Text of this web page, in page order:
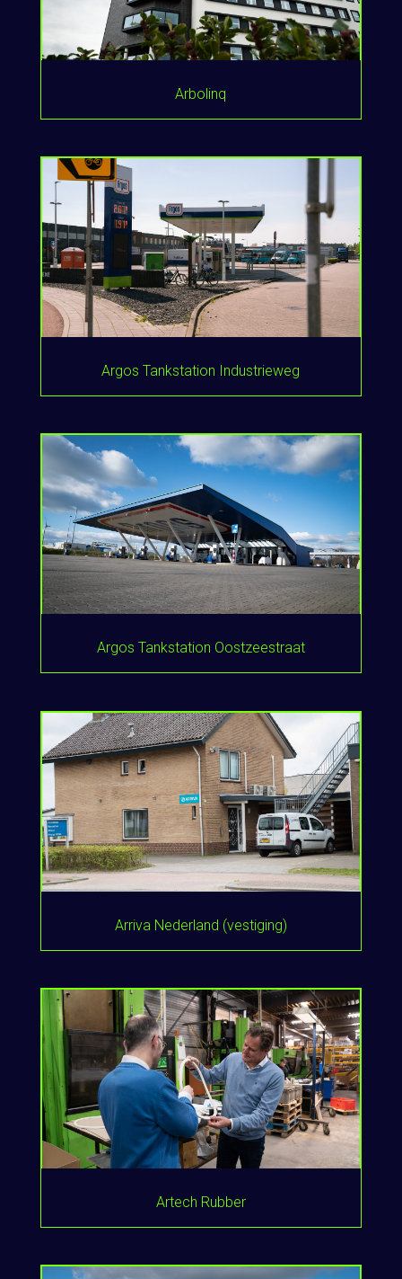
Arbolinq
Argos Tankstation Industrieweg
Argos Tankstation Oostzeestraat
Arriva Nederland (vestiging)
Artech Rubber